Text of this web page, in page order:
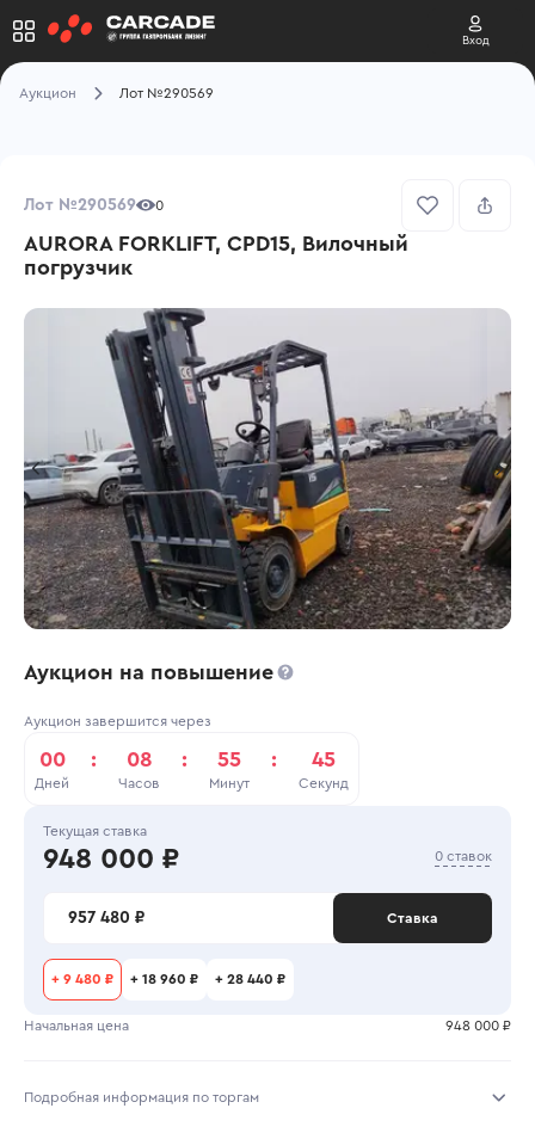
Вход
Аукцион Лот №290569
Лот №290569 0
AURORA FORKLIFT, CPD15, Вилочный
погрузчик
Аукцион на повышение
Аукцион завершится через
00
Дней
: 08
Часов
: 55
Минут
: 44
Секунд
Текущая ставка
948 000 ₽ 0 ставок
957 480 ₽ Ставка
+ 9 480 ₽ + 18 960 ₽ + 28 440 ₽
Начальная цена 948 000 ₽
Подробная информация по торгам